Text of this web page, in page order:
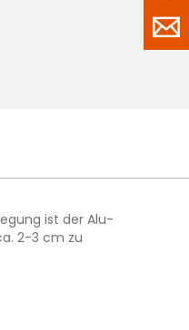
ist der Alu-
2-3 cm zu